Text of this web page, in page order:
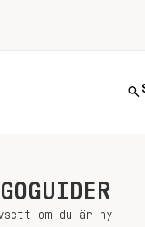
om du är ny